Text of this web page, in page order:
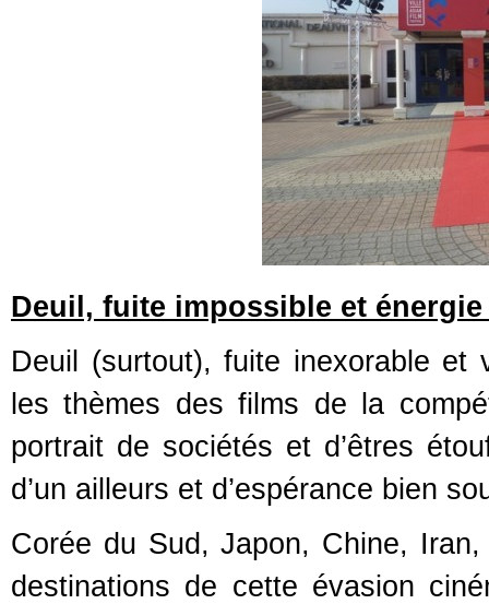
Deuil, fuite impossible et
Deuil (surtout), fuite inexorable et
les thèmes des films de la
portrait de sociétés et d’êtres
d’un ailleurs et d’espérance bien
Corée du Sud, Japon, Chine,
destinations de cette évasion